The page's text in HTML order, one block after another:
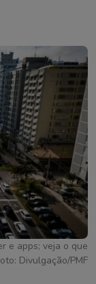
e apps; veja o que
Divulgação/PMF